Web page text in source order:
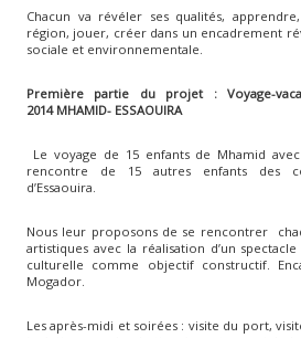
Chacun va révéler ses qualités,
région, jouer, créer dans un encadrement
sociale et environnementale.
Première partie du projet : Voyage-
2014 MHAMID- ESSAOUIRA
Le voyage de 15 enfants de Mhamid
rencontre de 15 autres enfants des
d’Essaouira.
Nous leur proposons de se rencontrer
artistiques avec la réalisation d’un
culturelle comme objectif constructif.
Mogador.
Les après-midi et soirées : visite du port,